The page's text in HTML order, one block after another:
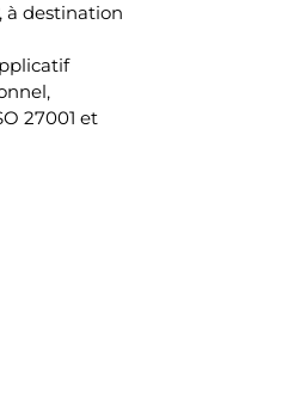
à destination
27001 et